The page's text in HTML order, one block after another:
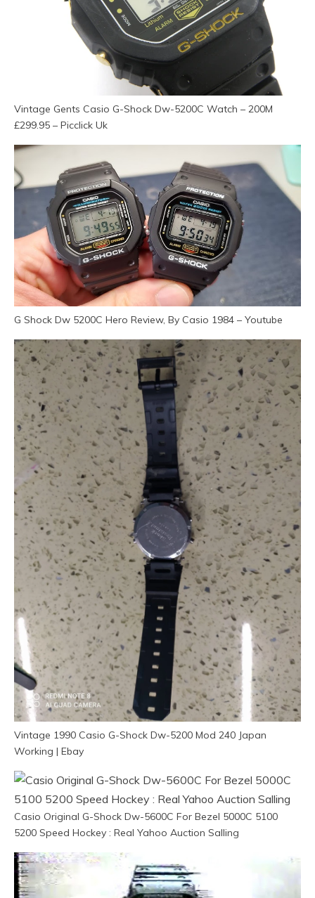
Vintage Gents Casio G-Shock Dw-5200C Watch – 200M
£299.95 – Picclick Uk
G Shock Dw 5200C Hero Review, By Casio 1984 – Youtube
Vintage 1990 Casio G-Shock Dw-5200 Mod 240 Japan
Working | Ebay
Casio Original G-Shock Dw-5600C For Bezel 5000C 5100
5200 Speed Hockey : Real Yahoo Auction Salling